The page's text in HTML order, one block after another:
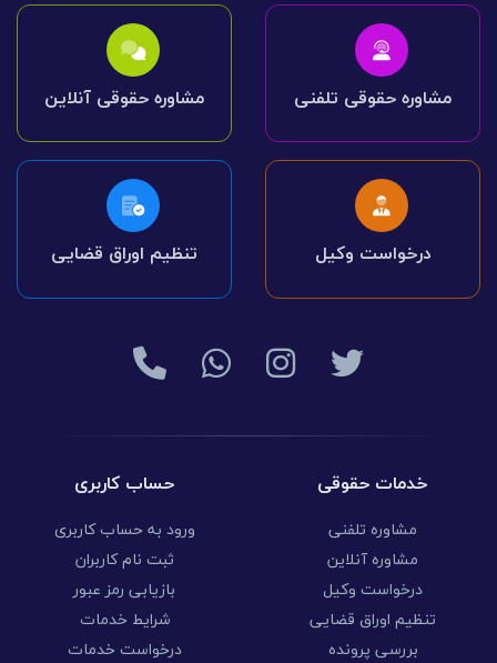
مشاوره حقوقی تلفنی مشاوره حقوقی آنلاین
درخواست وکیل تنظیم اوراق قضایی
خدمات حقوقی
مشاوره تلفنی
مشاوره آنلاین
درخواست وکیل
تنظیم اوراق قضایی
بررسی پرونده
حساب کاربری
ورود به حساب کاربری
ثبت نام کاربران
بازیابی رمز عبور
شرایط خدمات
درخواست خدمات